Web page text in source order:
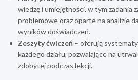
wiedzę i umiejętności, w tym zadania
problemowe oraz oparte na analizie
wyników doświadczeń.
Zeszyty ćwiczeń – oferują
każdego działu, pozwalające na
zdobytej podczas lekcji.